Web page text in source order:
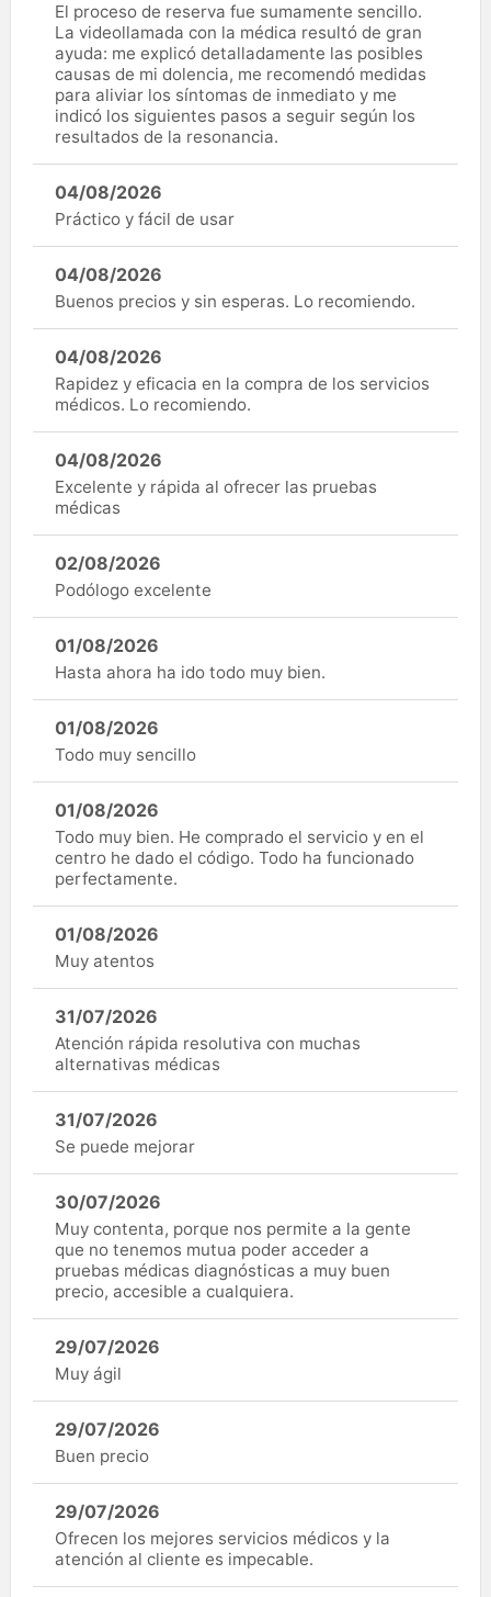
El proceso de reserva fue sumamente sencillo.
La videollamada con la médica resultó de gran
ayuda: me explicó detalladamente las posibles
causas de mi dolencia, me recomendó medidas
para aliviar los síntomas de inmediato y me
indicó los siguientes pasos a seguir según los
resultados de la resonancia.
04/08/2026
Práctico y fácil de usar
04/08/2026
Buenos precios y sin esperas. Lo recomiendo.
04/08/2026
Rapidez y eficacia en la compra de los servicios
médicos. Lo recomiendo.
04/08/2026
Excelente y rápida al ofrecer las pruebas
médicas
02/08/2026
Podólogo excelente
01/08/2026
Hasta ahora ha ido todo muy bien.
01/08/2026
Todo muy sencillo
01/08/2026
Todo muy bien. He comprado el servicio y en el
centro he dado el código. Todo ha funcionado
perfectamente.
01/08/2026
Muy atentos
31/07/2026
Atención rápida resolutiva con muchas
alternativas médicas
31/07/2026
Se puede mejorar
30/07/2026
Muy contenta, porque nos permite a la gente
que no tenemos mutua poder acceder a
pruebas médicas diagnósticas a muy buen
precio, accesible a cualquiera.
29/07/2026
Muy ágil
29/07/2026
Buen precio
29/07/2026
Ofrecen los mejores servicios médicos y la
atención al cliente es impecable.